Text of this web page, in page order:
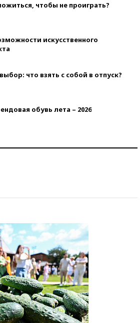
чтобы не проиграть?
искусственного
что взять с собой в отпуск?
обувь лета – 2026